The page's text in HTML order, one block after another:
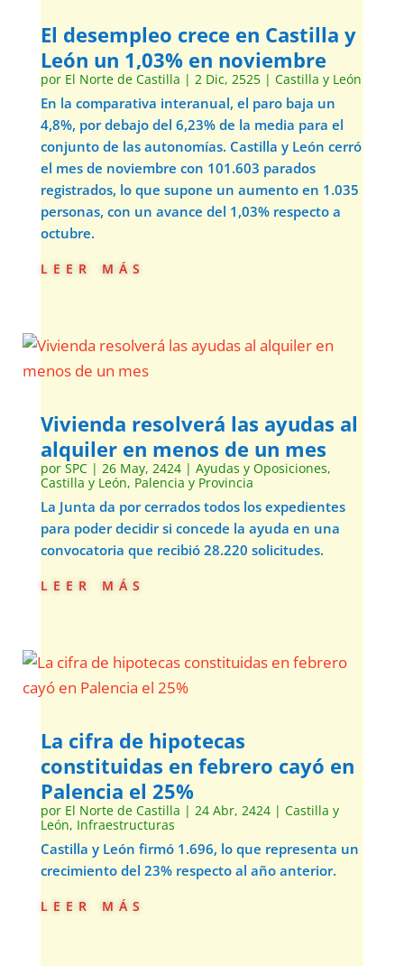
El desempleo crece en Castilla y
León un 1,03% en noviembre
por El Norte de Castilla | 2 Dic, 2525| Castilla y León
En la comparativa interanual, el paro baja un
4,8%, por debajo del 6,23% de la media para el
conjunto de las autonomías. Castilla y León cerró
el mes de noviembre con 101.603 parados
registrados, lo que supone un aumento en 1.035
personas, con un avance del 1,03% respecto a
octubre.
leer más
Vivienda resolverá las ayudas al
alquiler en menos de un mes
por SPC| 26 May, 2424| Ayudas y Oposiciones,
Castilla y León, Palencia y Provincia
La Junta da por cerrados todos los expedientes
para poder decidir si concede la ayuda en una
convocatoria que recibió 28.220 solicitudes.
leer más
La cifra de hipotecas
constituidas en febrero cayó en
Palencia el 25%
por El Norte de Castilla | 24 Abr, 2424| Castilla y
León, Infraestructuras
Castilla y León firmó 1.696, lo que representa un
crecimiento del 23% respecto al año anterior.
leer más